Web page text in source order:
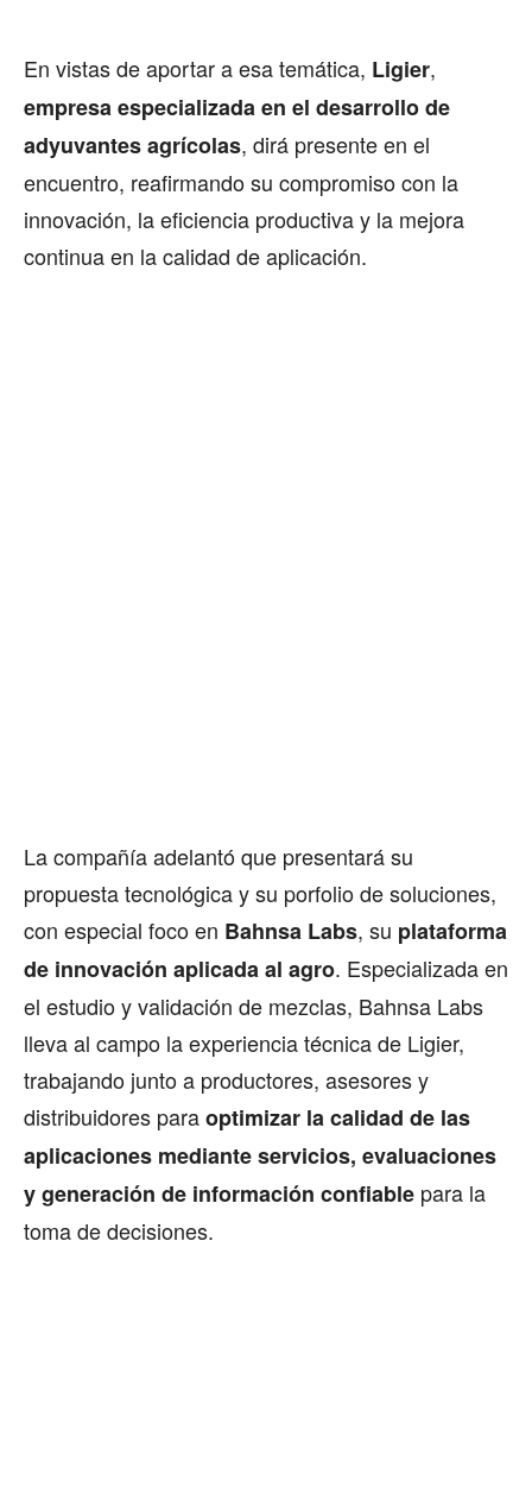
En vistas de aportar a esa temática, Ligier,
empresa especializada en el desarrollo de
adyuvantes agrícolas, dirá presente en el
encuentro, reafirmando su compromiso con la
innovación, la eficiencia productiva y la mejora
continua en la calidad de aplicación.
La compañía adelantó que presentará su
propuesta tecnológica y su porfolio de soluciones,
con especial foco en Bahnsa Labs, su plataforma
de innovación aplicada al agro. Especializada en
el estudio y validación de mezclas, Bahnsa Labs
lleva al campo la experiencia técnica de Ligier,
trabajando junto a productores, asesores y
distribuidores paraoptimizar la calidad de las
aplicaciones mediante servicios, evaluaciones
y generación de información confiable para la
toma de decisiones.